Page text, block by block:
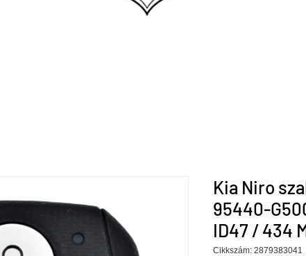
Kia Niro
95440-
ID47 / 434
Cikkszám: 2879383041